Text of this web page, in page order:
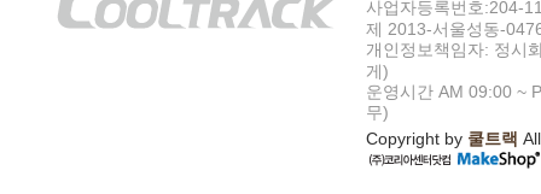
사업자등록번호:204-
제 2013-서울성동-
개인정보책임자: 정시
게)
운영시간 AM 09:00 ~
무)
Copyright by 쿨트랙